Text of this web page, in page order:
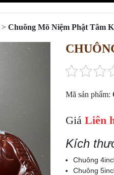
> Chuông Mõ Niệm Phật Tâm
Mã sản phẩm:
Giá Liên
Kích
Chuông
Chuông